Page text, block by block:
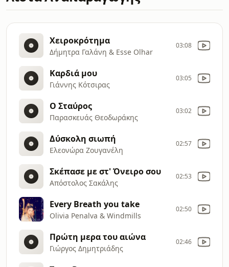
Χειροκρότημα
Δήμητρα Γαλάνη & Esse Olhar
03:08
Καρδιά μου
Γιάννης Κότσιρας
03:05
Ο Σταύρος
Παρασκευάς Θεοδωράκης
03:02
Δύσκολη σιωπή
Ελεονώρα Ζουγανέλη
02:57
Σκέπασε με στ' Όνειρο σου
Απόστολος Σακάλης
02:53
Every Breath you take
Olivia Penalva & Windmills
02:50
Πρώτη μερα του αιώνα
Γιώργος Δημητριάδης
02:46